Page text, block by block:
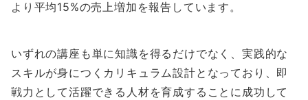
より平均15%の売上増加を報告しています。
いずれの講座も単に知識を得るだけでなく、実践的な
スキルが身につくカリキュラム設計となっており、即
戦力として活躍できる人材を育成することに成功して